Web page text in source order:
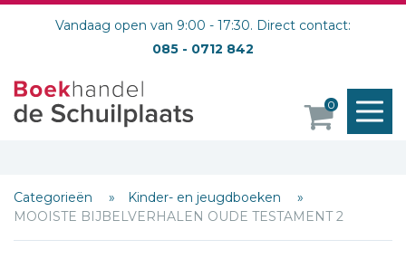
Vandaag open van 9:00 - 17:30. Direct contact:
085 - 0712 842
0
Categorieën
Kinder- en jeugdboeken
MOOISTE BIJBELVERHALEN OUDE TESTAMENT 2